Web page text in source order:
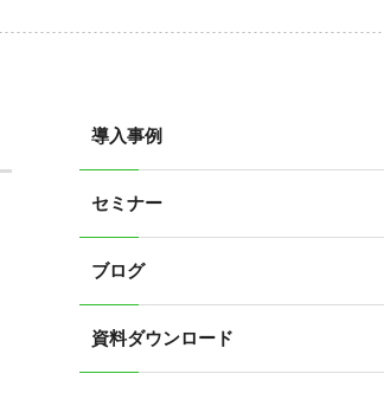
導入事例
セミナー
ブログ
資料ダウンロード